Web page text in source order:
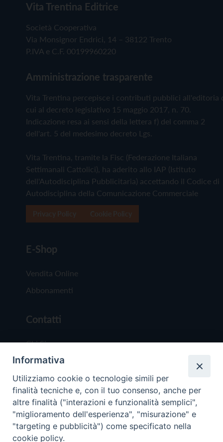
Vita Trentina Editrice
Società Cooperativa
Via Monsignor Endrici, 14 – 38122 Trento
P.IVA e C.F. 00199960220
Amministrazione trasparente
Vita Trentina percepisce i contributi pubblici all'editoria
cui al decreto legislativo 15 maggio 2017, n. 70.
Indicazione resa ai sensi della lettera f) del comma 2
dell'art. 5 del medesimo decreto Lgs.
Vita Trentina, tramite la Fisc (Federazione Italiana
Settimanali Cattolici), ha aderito allo IAP (Istituto
dell'Autodisciplina Pubblicitaria) accettando il Codice di
Autodisciplina della Comunicazione Commerciale
E-Shop
Vendita Online
Abbonamenti
Contatti
Chi Siamo
Redazione
Scrivici
Informativa
Utilizziamo cookie o tecnologie simili per
finalità tecniche e, con il tuo consenso, anche per
altre finalità ("interazioni e funzionalità semplici",
"miglioramento dell'esperienza", "misurazione" e
"targeting e pubblicità") come specificato nella
cookie policy.